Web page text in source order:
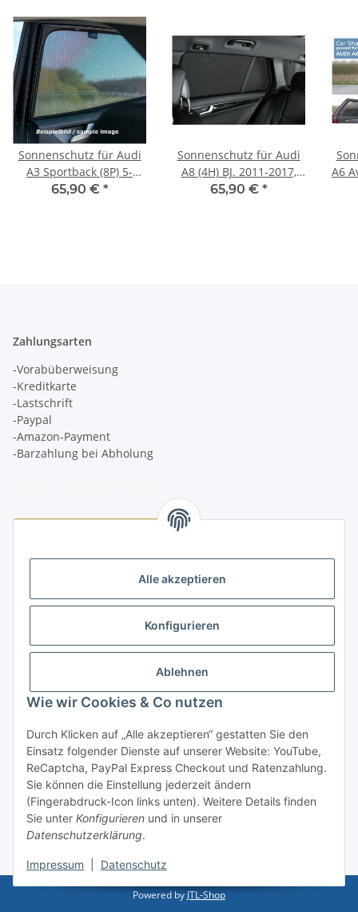
Alle akzeptieren
Konfigurieren
Ablehnen
Wie wir Cookies & Co nutzen
Durch Klicken auf „Alle akzeptieren“ gestatten Sie den
Einsatz folgender Dienste auf unserer Website: YouTube,
ReCaptcha, PayPal Express Checkout und Ratenzahlung.
Sie können die Einstellung jederzeit ändern
(Fingerabdruck-Icon links unten). Weitere Details finden
Sie unter Konfigurieren und in unserer
Datenschutzerklärung.
Impressum Datenschutz
Sonnenschutz für Audi
A3 Sportback (8P) 5-
Türer BJ. 2003-2012,
65,90 € *
Sonnenschutz für Audi
A8 (4H) BJ. 2011-2017,
Blenden hintere Türen
65,90 € *
A6
Zahlungsarten
-Vorabüberweisung
-Kreditkarte
-Lastschrift
-Paypal
-Amazon-Payment
-Barzahlung bei Abholung
Informationen
Rechtliches
Vertrag widerrufen
* Alle Preise inkl. gesetzlicher USt., zzgl.
Powered byJTL-Shop